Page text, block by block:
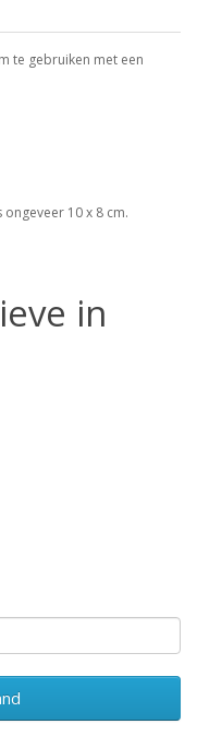
te gebruiken met een
10 x 8 cm.
in